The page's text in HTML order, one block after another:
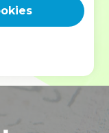
est faite